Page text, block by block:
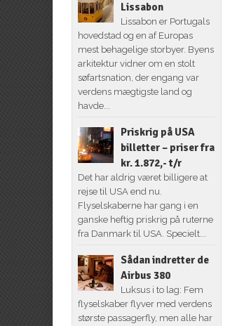
Lissabon
Lissabon er Portugals
hovedstad og en af Europas
mest behagelige storbyer. Byens
arkitektur vidner om en stolt
søfartsnation, der engang var
verdens mægtigste land og
havde...
Priskrig på USA
billetter – priser fra
kr. 1.872,- t/r
Det har aldrig været billigere at
rejse til USA end nu.
Flyselskaberne har gang i en
ganske heftig priskrig på ruterne
fra Danmark til USA. Specielt...
Sådan indretter de
Airbus 380
Luksus i to lag: Fem
flyselskaber flyver med verdens
største passagerfly, men alle har